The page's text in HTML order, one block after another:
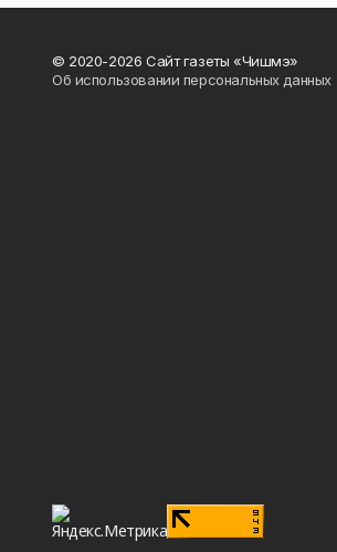
© 2020-2026 Сайт газеты «Чишмэ»
Об использовании персональных данных